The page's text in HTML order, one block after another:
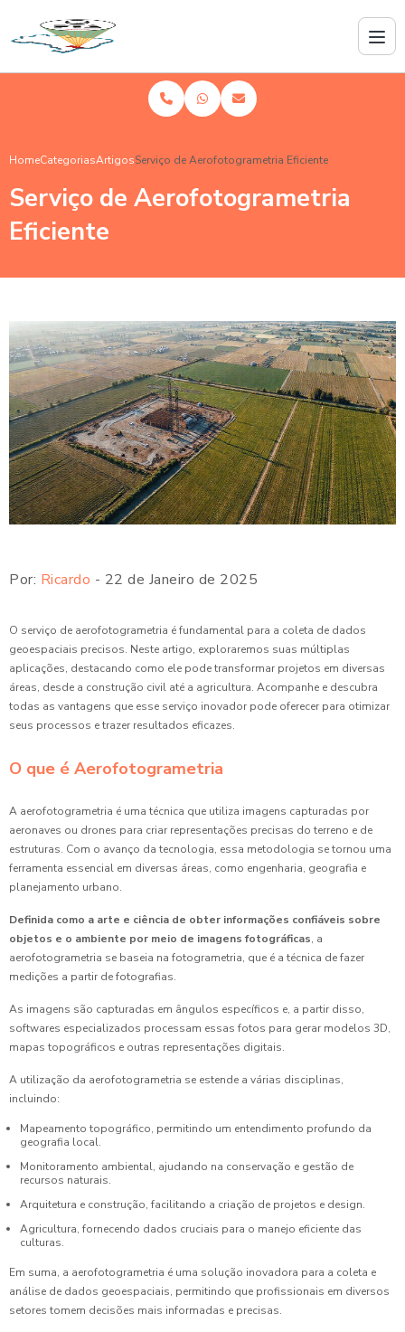
HomeCategoriasArtigosServiço de Aerofotogrametria Eficiente
Serviço de Aerofotogrametria
Eficiente
Por: Ricardo - 22 de Janeiro de 2025
O serviço de aerofotogrametria é fundamental para a coleta de dados
geoespaciais precisos. Neste artigo, exploraremos suas múltiplas
aplicações, destacando como ele pode transformar projetos em diversas
áreas, desde a construção civil até a agricultura. Acompanhe e descubra
todas as vantagens que esse serviço inovador pode oferecer para otimizar
seus processos e trazer resultados eficazes.
O que é Aerofotogrametria
A aerofotogrametria é uma técnica que utiliza imagens capturadas por
aeronaves ou drones para criar representações precisas do terreno e de
estruturas. Com o avanço da tecnologia, essa metodologia se tornou uma
ferramenta essencial em diversas áreas, como engenharia, geografia e
planejamento urbano.
Definida como a arte e ciência de obter informações confiáveis sobre
objetos e o ambiente por meio de imagens fotográficas, a
aerofotogrametria se baseia na fotogrametria, que é a técnica de fazer
medições a partir de fotografias.
As imagens são capturadas em ângulos específicos e, a partir disso,
softwares especializados processam essas fotos para gerar modelos 3D,
mapas topográficos e outras representações digitais.
A utilização da aerofotogrametria se estende a várias disciplinas,
incluindo:
Mapeamento topográfico, permitindo um entendimento profundo da
geografia local.
Monitoramento ambiental, ajudando na conservação e gestão de
recursos naturais.
Arquitetura e construção, facilitando a criação de projetos e design.
Agricultura, fornecendo dados cruciais para o manejo eficiente das
culturas.
Em suma, a aerofotogrametria é uma solução inovadora para a coleta e
análise de dados geoespaciais, permitindo que profissionais em diversos
setores tomem decisões mais informadas e precisas.